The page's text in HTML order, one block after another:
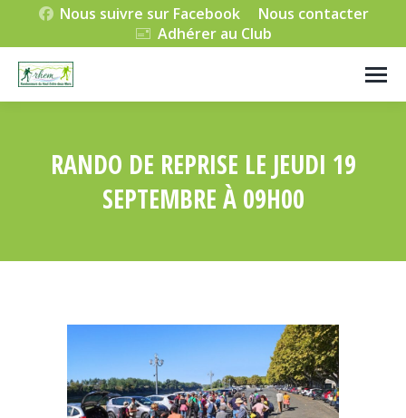
Nous suivre sur Facebook
Nous contacter
Adhérer au Club
RANDO DE REPRISE LE JEUDI 19
SEPTEMBRE À 09H00